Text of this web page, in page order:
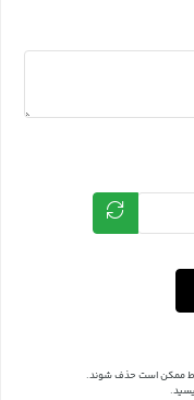
ممکن است حذف شوند.